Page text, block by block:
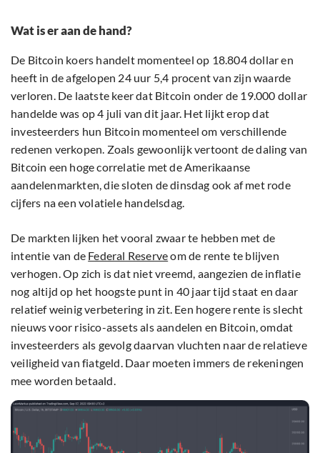
Wat is er aan de hand?
De Bitcoin koers handelt momenteel op 18.804 dollar en
heeft in de afgelopen 24 uur 5,4 procent van zijn waarde
verloren. De laatste keer dat Bitcoin onder de 19.000 dollar
handelde was op 4 juli van dit jaar. Het lijkt erop dat
investeerders hun Bitcoin momenteel om verschillende
redenen verkopen. Zoals gewoonlijk vertoont de daling van
Bitcoin een hoge correlatie met de Amerikaanse
aandelenmarkten, die sloten de dinsdag ook af met rode
cijfers na een volatiele handelsdag.
De markten lijken het vooral zwaar te hebben met de
intentie van de Federal Reserveom de rente te blijven
verhogen. Op zich is dat niet vreemd, aangezien de inflatie
nog altijd op het hoogste punt in 40 jaar tijd staat en daar
relatief weinig verbetering in zit. Een hogere rente is slecht
nieuws voor risico-assets als aandelen en Bitcoin, omdat
investeerders als gevolg daarvan vluchten naar de relatieve
veiligheid van fiatgeld. Daar moeten immers de rekeningen
mee worden betaald.